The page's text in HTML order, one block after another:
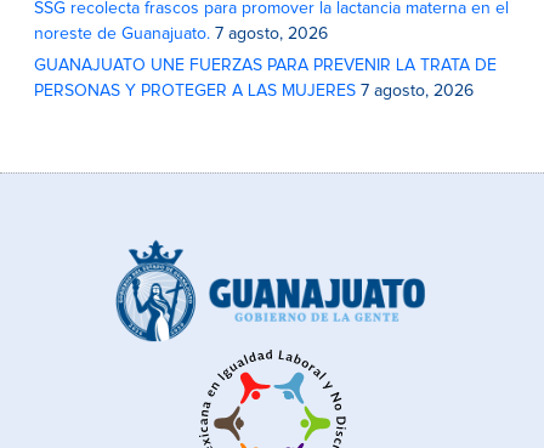
SSG recolecta frascos para promover la lactancia materna en el
noreste de Guanajuato. 7 agosto, 2026
GUANAJUATO UNE FUERZAS PARA PREVENIR LA TRATA DE
PERSONAS Y PROTEGER A LAS MUJERES 7 agosto, 2026